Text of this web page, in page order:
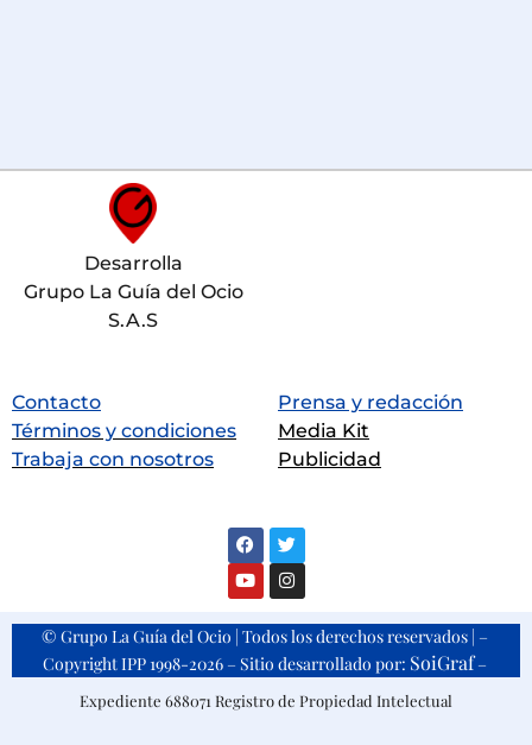
Desarrolla
Grupo La Guía del Ocio
S.A.S
Contacto
Términos y condiciones
Trabaja con nosotros
Prensa y redacción
Media Kit
Publicidad
© Grupo La Guía del Ocio | Todos los derechos reservados | –
Copyright IPP 1998-2026 – Sitio desarrollado por: SoiGraf–
Expediente 688071 Registro de Propiedad Intelectual